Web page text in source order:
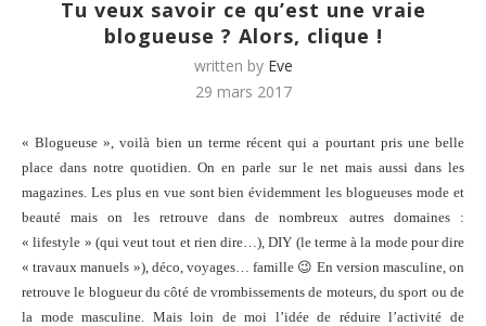
Tu veux savoir ce qu’est une vraie
blogueuse ? Alors, clique !
written by Eve
29 mars 2017
« Blogueuse », voilà bien un terme récent qui a pourtant pris une belle
place dans notre quotidien. On en parle sur le net mais aussi dans les
magazines. Les plus en vue sont bien évidemment les blogueuses mode et
beauté mais on les retrouve dans de nombreux autres domaines :
« lifestyle » (qui veut tout et rien dire…), DIY (le terme à la mode pour dire
« travaux manuels »), déco, voyages… famille 😉 En version masculine, on
retrouve le blogueur du côté de vrombissements de moteurs, du sport ou de
la mode masculine. Mais loin de moi l’idée de réduire l’activité de